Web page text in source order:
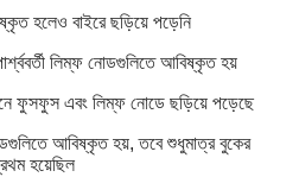
হলেও বাইরে ছড়িয়ে পড়েনি
লিম্ফ নোডগুলিতে আবিষ্কৃত হয়
ফুসফুস এবং লিম্ফ নোডে ছড়িয়ে পড়েছে
আবিষ্কৃত হয়, তবে শুধুমাত্র বুকের
হয়েছিল